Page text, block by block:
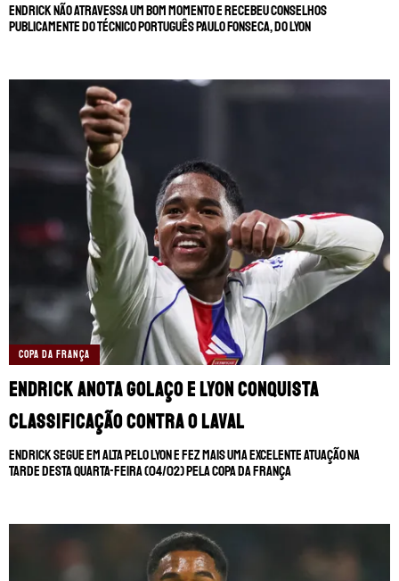
Endrick não atravessa um bom momento e recebeu conselhos
publicamente do técnico português Paulo Fonseca, do Lyon
COPA DA FRANÇA
Endrick anota golaço e Lyon conquista
classificação contra o Laval
Endrick segue em alta pelo Lyon e fez mais uma excelente atuação na
tarde desta quarta-feira (04/02) pela Copa da França